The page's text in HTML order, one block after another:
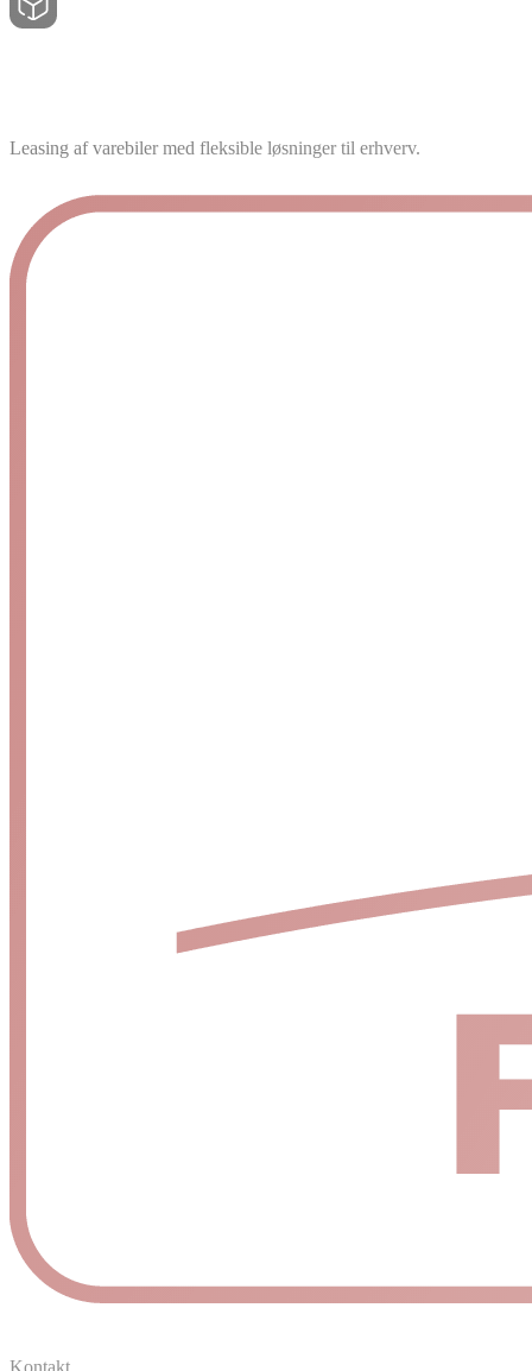
Leasing af varebiler med fleksible løsninger til erhverv.
Kontakt